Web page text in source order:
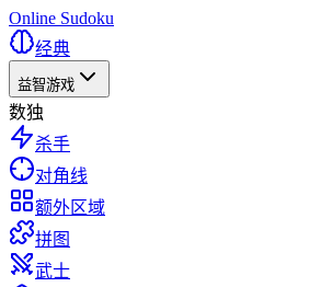
Online Sudoku
经典
益智游戏
数独
杀手
对角线
额外区域
拼图
武士